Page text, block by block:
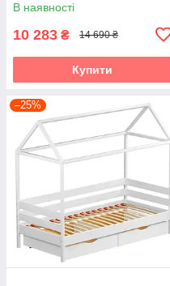
В наявності
10 283 ₴ 14 690 ₴
Купити
–25%